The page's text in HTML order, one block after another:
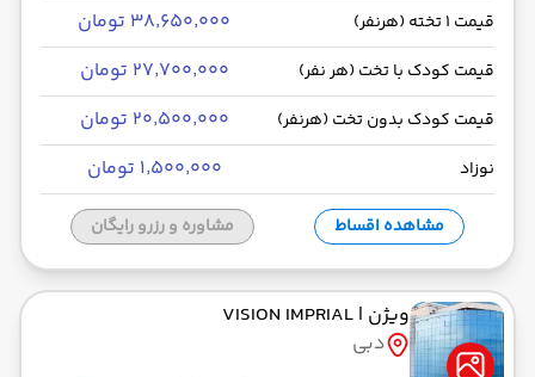
قیمت 1 تخته (هرنفر) ۳۸٬۶۵۰٬۰۰۰ تومان
قیمت کودک با تخت (هر نفر) ۲۷٬۷۰۰٬۰۰۰ تومان
قیمت کودک بدون تخت (هرنفر) ۲۰٬۵۰۰٬۰۰۰ تومان
نوزاد ۱٬۵۰۰٬۰۰۰ تومان
مشاهده اقساط مشاوره و رزرو رایگان
ویژن | VISION IMPRIAL
دبی